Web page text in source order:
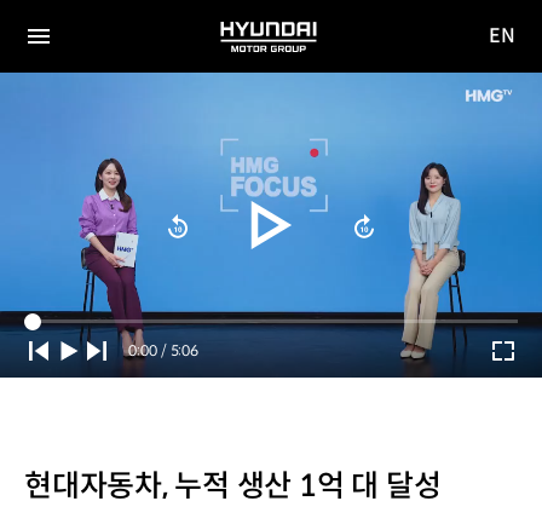
전체
HYUNDAI
MOTOR
사이
EN
Current
Time
0:00 / Duration
5:06
현대자동차, 누적 생산 1억 대 달성